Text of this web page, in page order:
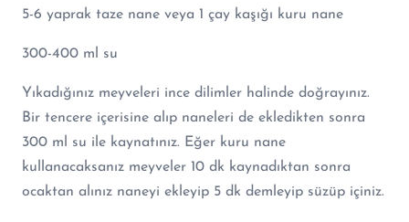
5-6 yaprak taze nane veya 1 çay kaşığı kuru nane
300-400 ml su
Yıkadığınız meyveleri ince dilimler halinde doğrayınız.
Bir tencere içerisine alıp naneleri de ekledikten sonra
300 ml su ile kaynatınız. Eğer kuru nane
kullanacaksanız meyveler 10 dk kaynadıktan sonra
ocaktan alınız naneyi ekleyip 5 dk demleyip süzüp içiniz.